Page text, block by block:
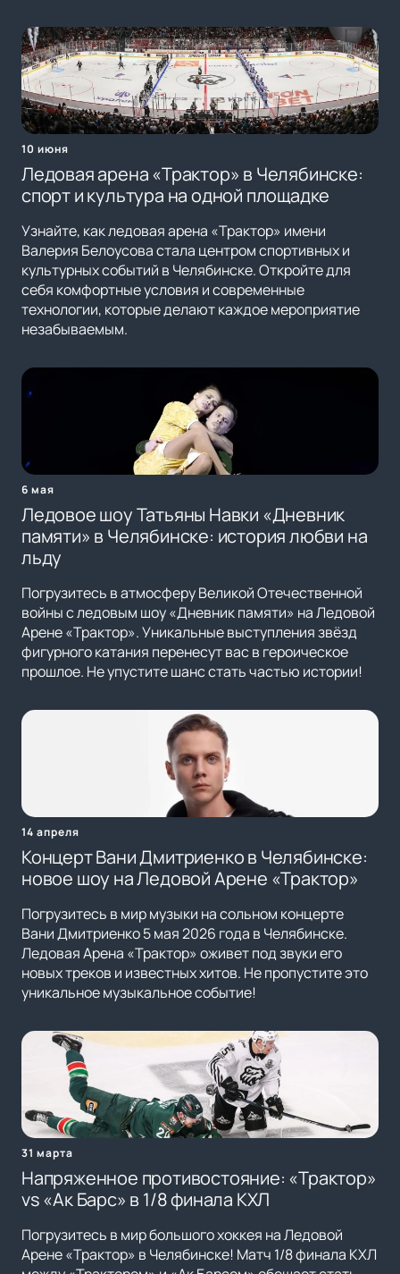
10 июня
Ледовая арена «Трактор» в Челябинске:
спорт и культура на одной площадке
Узнайте, как ледовая арена «Трактор» имени
Валерия Белоусова стала центром спортивных и
культурных событий в Челябинске. Откройте для
себя комфортные условия и современные
технологии, которые делают каждое мероприятие
незабываемым.
6 мая
Ледовое шоу Татьяны Навки «Дневник
памяти» в Челябинске: история любви на
льду
Погрузитесь в атмосферу Великой Отечественной
войны с ледовым шоу «Дневник памяти» на Ледовой
Арене «Трактор». Уникальные выступления звёзд
фигурного катания перенесут вас в героическое
прошлое. Не упустите шанс стать частью истории!
14 апреля
Концерт Вани Дмитриенко в Челябинске:
новое шоу на Ледовой Арене «Трактор»
Погрузитесь в мир музыки на сольном концерте
Вани Дмитриенко 5 мая 2026 года в Челябинске.
Ледовая Арена «Трактор» оживет под звуки его
новых треков и известных хитов. Не пропустите это
уникальное музыкальное событие!
31 марта
Напряженное противостояние: «Трактор»
vs «Ак Барс» в 1/8 финала КХЛ
Погрузитесь в мир большого хоккея на Ледовой
Арене «Трактор» в Челябинске! Матч 1/8 финала КХЛ